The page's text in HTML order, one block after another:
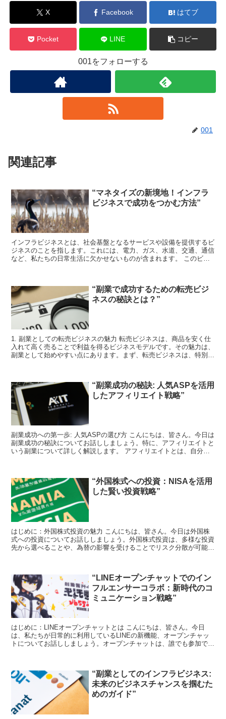
X Facebook はてブ
Pocket LINE コピー
001をフォローする
001
関連記事
“マネタイズの新境地！インフラ
ビジネスで成功をつかむ方法”
インフラビジネスとは、社会基盤となるサービスや設備を提供するビ
ジネスのことを指します。これには、電力、ガス、水道、交通、通信
など、私たちの日常生活に欠かせないものが含まれます。 このビジ
“副業で成功するための転売ビジ
ネスの秘訣とは？”
1. 副業としての転売ビジネスの魅力 転売ビジネスは、商品を安く仕
入れて高く売ることで利益を得るビジネスモデルです。その魅力は、
副業として始めやすい点にあります。まず、転売ビジネスは、特別な
“副業成功の秘訣: 人気ASPを活用
したアフィリエイト戦略”
副業成功への第一歩: 人気ASPの選び方 こんにちは、皆さん。今日は
副業成功の秘訣についてお話ししましょう。特に、アフィリエイトと
いう副業について詳しく解説します。 アフィリエイトとは、自分の
“外国株式への投資：NISAを活用
した賢い投資戦略”
はじめに：外国株式投資の魅力 こんにちは、皆さん。今日は外国株
式への投資についてお話ししましょう。外国株式投資は、多様な投資
先から選べることや、為替の影響を受けることでリスク分散が可能な
“LINEオープンチャットでのイン
フルエンサーコラボ：新時代のコ
ミュニケーション戦略”
はじめに：LINEオープンチャットとは こんにちは、皆さん。今日
は、私たちが日常的に利用しているLINEの新機能、オープンチャッ
トについてお話ししましょう。オープンチャットは、誰でも参加でき
“副業としてのインフラビジネス:
未来のビジネスチャンスを掴むた
めのガイド”